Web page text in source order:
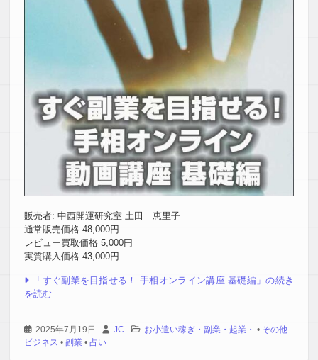
販売者: 中西開運研究室 土田 恵里子
通常販売価格 48,000円
レビュー買取価格 5,000円
実質購入価格 43,000円
「すぐ副業を目指せる！ 手相オンライン講座 基礎編」の続き
を読む
2025年7月19日 JC お小遣い稼ぎ・副業・起業・ • その他
ビジネス • 副業 • 占い